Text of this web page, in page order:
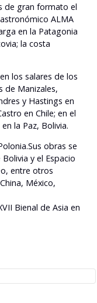
de gran formato el
ALMA
en la Patagonia
la costa
los salares de los
de Manizales,
y Hastings en
en Chile; en el
la Paz, Bolivia.
obras se
y el Espacio
entre otros
México,
Bienal de Asia en